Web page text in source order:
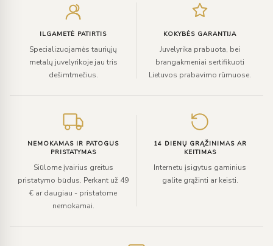
ILGAMETĖ PATIRTIS
Specializuojamės tauriųjų
metalų juvelyrikoje jau tris
dešimtmečius.
KOKYBĖS GARANTIJA
Juvelyrika prabuota, bei
brangakmeniai sertifikuoti
Lietuvos prabavimo rūmuose.
NEMOKAMAS IR PATOGUS
PRISTATYMAS
Siūlome įvairius greitus
pristatymo būdus. Perkant už 49
€ ar daugiau - pristatome
nemokamai.
14 DIENŲ GRĄŽINIMAS AR
KEITIMAS
Internetu įsigytus gaminius
galite grąžinti ar keisti.